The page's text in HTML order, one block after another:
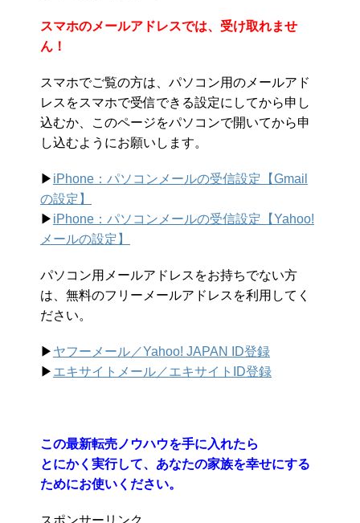
スマホのメールアドレスでは、受け取れませ
ん！
スマホでご覧の方は、パソコン用のメールアド
レスをスマホで受信できる設定にしてから申し
込むか、このページをパソコンで開いてから申
し込むようにお願いします。
▶︎ iPhone：パソコンメールの受信設定【Gmail
の設定】
▶︎ iPhone：パソコンメールの受信設定【Yahoo!
メールの設定】
パソコン用メールアドレスをお持ちでない方
は、無料のフリーメールアドレスを利用してく
ださい。
▶︎ ヤフーメール／Yahoo! JAPAN ID登録
▶︎ エキサイトメール／エキサイトID登録
この最新転売ノウハウを手に入れたら
とにかく実行して、あなたの家族を幸せにする
ためにお使いください。
スポンサーリンク